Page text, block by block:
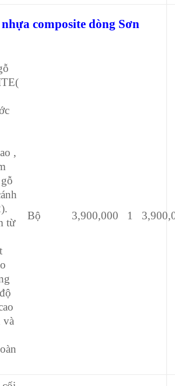
composite dòng Sơn
,
từ
và
Bộ 3,900,000 1